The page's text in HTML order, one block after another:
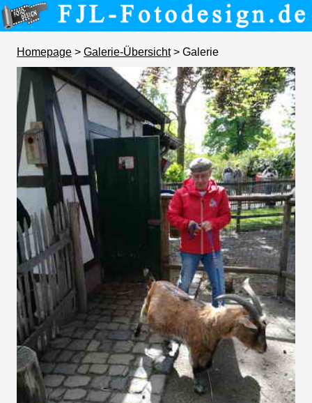
Homepage > Galerie-Übersicht> Galerie